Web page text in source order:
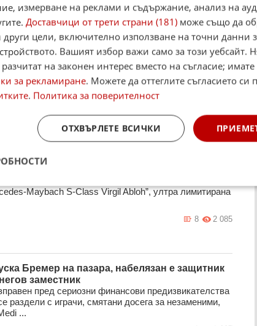
повърнал в съблекалнята след
Ал-Насър
на Ал-Насър Кристиано Роналдо демонстрира
си отдаденост, след като изигра почти целия мач
(2:0) от 29-ия ...
към колекцията си специален Мерцедес
евро
Maybach S-Class Virgil Abloh”, ултра лимитирана
2 085
8
Бремер на пазара, набелязан е защитник
заместник
пред сериозни финансови предизвикателства
раздели с играчи, смятани досега за незаменими,
...
измерване на реклами и съдържание, анализ на
Доставчици от трети страни (181) може също да
други цели, включително използване на точни данни
Вашият избор важи само за този уебсайт.
на законен интерес вместо на съгласие;
за рекламиране. Можете да оттеглите съгласието си
. Политика за поверителност
ОТХВЪРЛЕТЕ ВСИЧКИ